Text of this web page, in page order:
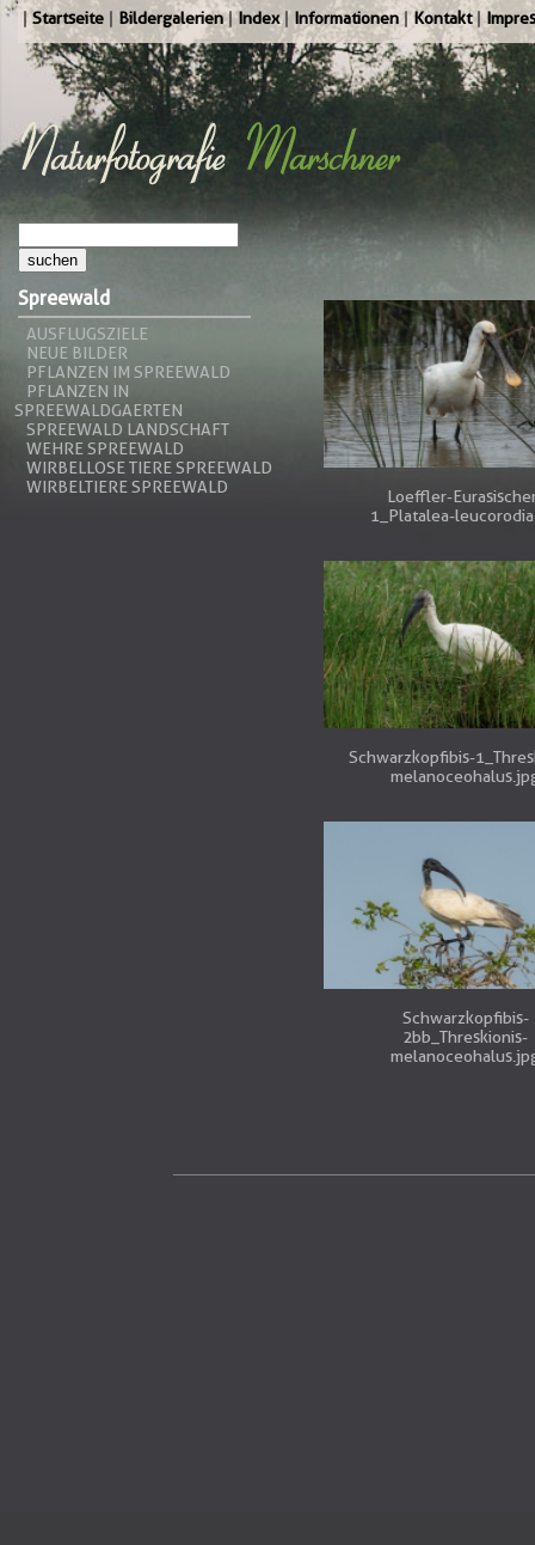
Startseite Bildergalerien Index Informationen Kontakt
Spreewald
AUSFLUGSZIELE
NEUE BILDER
PFLANZEN IM SPREEWALD
PFLANZEN IN
SPREEWALDGAERTEN
SPREEWALD LANDSCHAFT
WEHRE SPREEWALD
WIRBELLOSE TIERE SPREEWALD
WIRBELTIERE SPREEWALD
Loeffler-
1_Platalea-
Schwarzkopfibis-
Schwarzkopfibis-
2bb_Threskionis-